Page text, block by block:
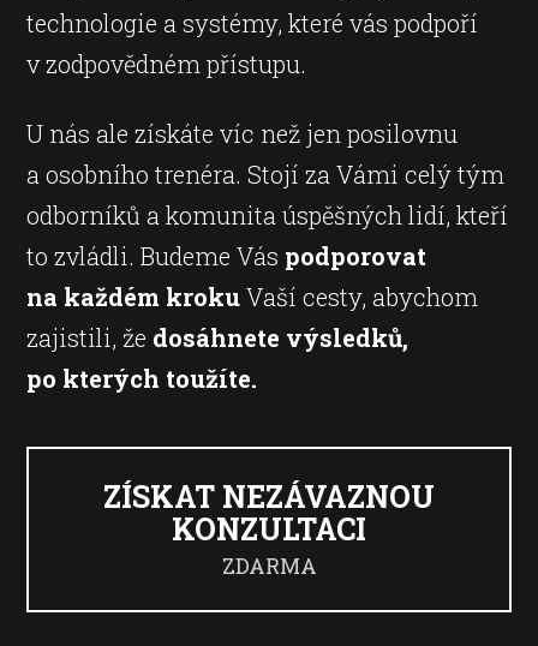
technologie a systémy, které vás podpoří
v zodpovědném přístupu.
U nás ale získáte víc než jen posilovnu
a osobního trenéra. Stojí za Vámi celý tým
odborníků a komunita úspěšných lidí, kteří
to zvládli. Budeme Vás podporovat
na každém krokuVaší cesty, abychom
zajistili, že dosáhnete výsledků,
po kterých toužíte.
ZÍSKAT NEZÁVAZNOU
KONZULTACI
ZDARMA